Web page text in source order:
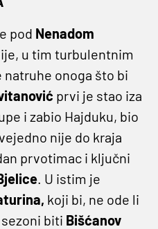
pod Nenadom
u tim turbulentnim
onoga što bi
prvi je stao iza
i zabio Hajduku, bio
nije do kraja
prvotimac i ključni
. U istim je
koji bi, ne ode li
biti Bišćanov